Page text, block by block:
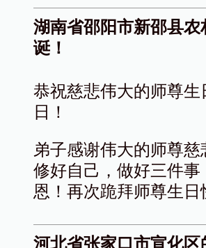
湖南省邵阳市新邵县
诞！
恭祝慈悲伟大的师尊
日！
弟子感谢伟大的师尊
修好自己，做好三件
恩！再次跪拜师尊生日
河北省张家口市宣化